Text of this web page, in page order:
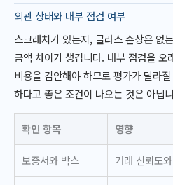
외관 상태와 내부 점검 여부
스크래치가 있는지, 글라스 손상은 없
금액 차이가 생깁니다. 내부 점검을 오
비용을 감안해야 하므로 평가가 달라
하다고 좋은 조건이 나오는 것은 아닙
확인 항목 영향
보증서와 박스 거래 신뢰도